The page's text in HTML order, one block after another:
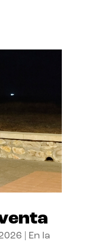
En la